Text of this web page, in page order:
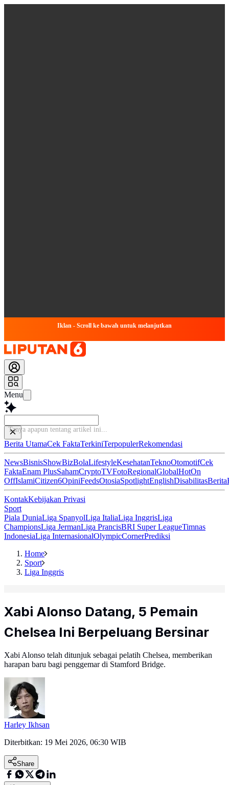
Iklan - Scroll ke bawah untuk melanjutkan
Menu
Bac
Berita UtamaCek FaktaTerkiniTerpopulerRekomendasi
NewsBisnisShowBizBolaLifestyleKesehatanTeknoOtomotifCek
FaktaEnam PlusSahamCryptoTVFotoRegionalGlobalHotOn
OffIslamiCitizen6OpiniFeedsOtosiaSpotlightEnglishDisabilitasBerita
KontakKebijakan Privasi
Sport
Piala DuniaLiga SpanyolLiga ItaliaLiga InggrisLiga
ChampionsLiga JermanLiga PrancisBRI Super LeagueTimnas
IndonesiaLiga InternasionalOlympicCornerPrediksi
Home
Sport
Liga Inggris
Xabi Alonso Datang, 5 Pemain
Chelsea Ini Berpeluang Bersinar
Xabi Alonso telah ditunjuk sebagai pelatih Chelsea, memberikan
harapan baru bagi penggemar di Stamford Bridge.
Harley Ikhsan
Diterbitkan: 19 Mei 2026, 06:30 WIB
Share